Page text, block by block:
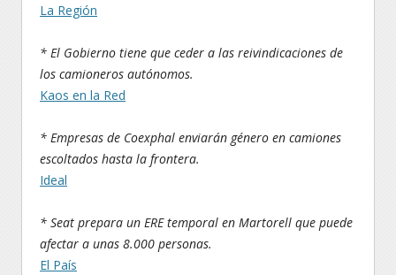
La Región
* El Gobierno tiene que ceder a las reivindicaciones de
los camioneros autónomos.
Kaos en la Red
* Empresas de Coexphal enviarán género en camiones
escoltados hasta la frontera.
Ideal
* Seat prepara un ERE temporal en Martorell que puede
afectar a unas 8.000 personas.
El País